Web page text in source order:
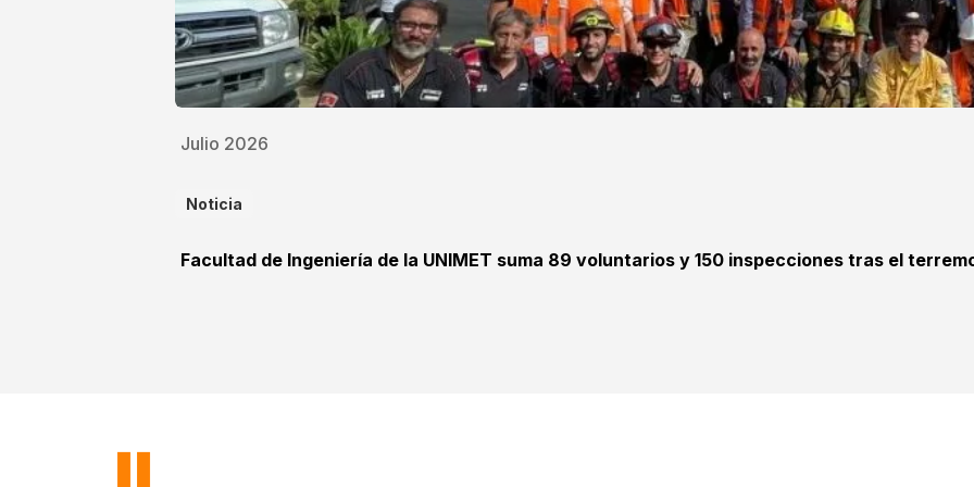
Julio 2026
Noticia
Facultad de Ingeniería de la UNIMET suma 89 voluntarios y 150 inspecciones tras el